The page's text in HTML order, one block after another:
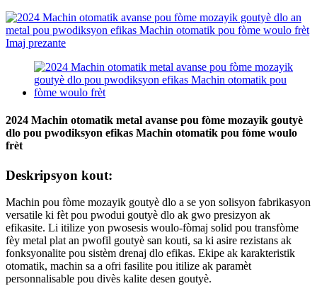
2024 Machin otomatik metal avanse pou fòme mozayik goutyè
dlo pou pwodiksyon efikas Machin otomatik pou fòme woulo
frèt
Deskripsyon kout:
Machin pou fòme mozayik goutyè dlo a se yon solisyon fabrikasyon
versatile ki fèt pou pwodui goutyè dlo ak gwo presizyon ak
efikasite. Li itilize yon pwosesis woulo-fòmaj solid pou transfòme
fèy metal plat an pwofil goutyè san kouti, sa ki asire rezistans ak
fonksyonalite pou sistèm drenaj dlo efikas. Ekipe ak karakteristik
otomatik, machin sa a ofri fasilite pou itilize ak paramèt
personnalisable pou divès kalite desen goutyè.